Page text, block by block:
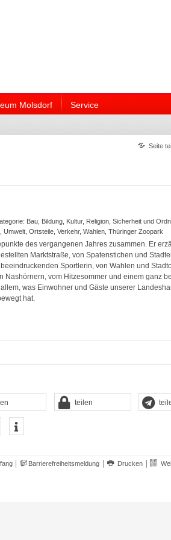
Molsdorf Service
Seite
Bau, Bildung, Kultur, Religion, Sicherheit und
Ortsteile, Verkehr, Wahlen, Thüringer Zoopark
des vergangenen Jahres zusammen. Er
Marktstraße, von Spatenstichen und
Sportlerin, von Wahlen und
Nashörnern, vom Hitzesommer und einem ganz
was Einwohner und Gäste unserer
hat.
teilen
Barrierefreiheitsmeldung Drucken